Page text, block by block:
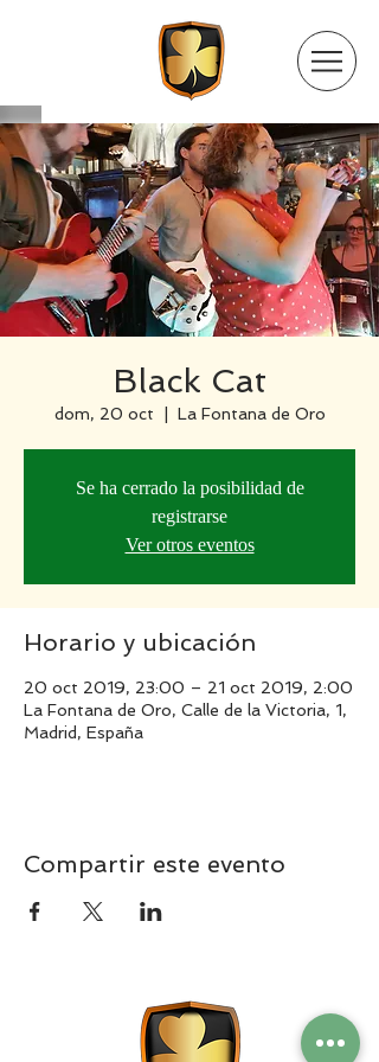
Black Cat
dom, 20 oct La Fontana de Oro
Se ha cerrado la posibilidad de
registrarse
Ver otros eventos
Horario y ubicación
20 oct 2019, 23:00 – 21 oct 2019, 2:00
La Fontana de Oro, Calle de la Victoria, 1,
Madrid, España
Compartir este evento